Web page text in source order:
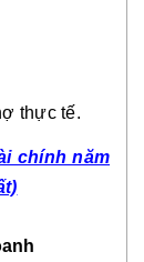
thực tế.
chính năm